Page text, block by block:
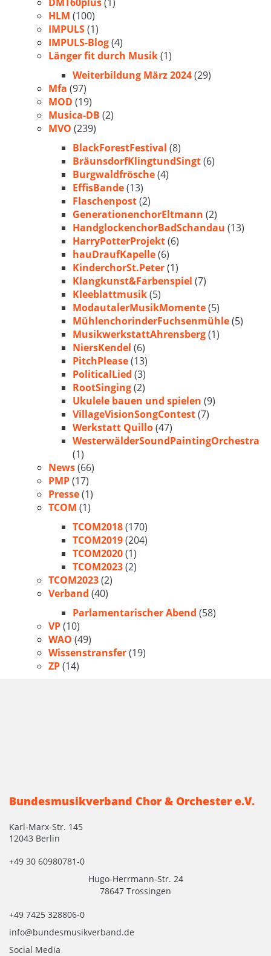
HLM (100)
IMPULS(1)
IMPULS-Blog(4)
Länger fit durch Musik(1)
Weiterbildung März 2024(29)
Mfa (97)
MOD (19)
Musica-DB (2)
MVO (239)
BlackForestFestival (8)
BräunsdorfKlingtundSingt(6)
Burgwaldfrösche(4)
EffisBande(13)
Flaschenpost(2)
GenerationenchorEltmann (2)
HandglockenchorBadSchandau (13)
HarryPotterProjekt(6)
hauDraufKapelle(6)
KinderchorSt.Peter(1)
Klangkunst&Farbenspiel (7)
Kleeblattmusik(5)
ModautalerMusikMomente(5)
MühlenchorinderFuchsenmühle(5)
MusikwerkstattAhrensberg(1)
NiersKendel (6)
PitchPlease(13)
PoliticalLied (3)
RootSinging(2)
Ukulele bauen und spielen (9)
VillageVisionSongContest(7)
Werkstatt Quillo(47)
WesterwälderSoundPaintingOrchestra
(1)
News(66)
PMP(17)
Presse(1)
TCOM (1)
TCOM2018(170)
TCOM2019(204)
TCOM2020(1)
TCOM2023(2)
TCOM2023(2)
Verband (40)
Parlamentarischer Abend (58)
VP(10)
WAO (49)
Wissenstransfer(19)
ZP(14)
Bundesmusikverband Chor & Orchester e.V.
Karl-Marx-Str. 145
12043 Berlin
+49 30 60980781-0
Hugo-Herrmann-Str. 24
78647 Trossingen
+49 7425 328806-0
info@bundesmusikverband.de
Social Media